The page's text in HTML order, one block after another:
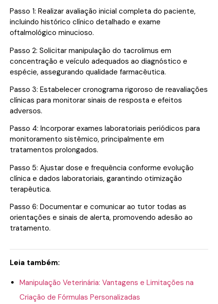
Passo 1: Realizar avaliação inicial completa do paciente,
incluindo histórico clínico detalhado e exame
oftalmológico minucioso.
Passo 2: Solicitar manipulação do tacrolimus em
concentração e veículo adequados ao diagnóstico e
espécie, assegurando qualidade farmacêutica.
Passo 3: Estabelecer cronograma rigoroso de reavaliações
clínicas para monitorar sinais de resposta e efeitos
adversos.
Passo 4: Incorporar exames laboratoriais periódicos para
monitoramento sistêmico, principalmente em
tratamentos prolongados.
Passo 5: Ajustar dose e frequência conforme evolução
clínica e dados laboratoriais, garantindo otimização
terapêutica.
Passo 6: Documentar e comunicar ao tutor todas as
orientações e sinais de alerta, promovendo adesão ao
tratamento.
Leia também:
Manipulação Veterinária: Vantagens e Limitações na
Criação de Fórmulas Personalizadas